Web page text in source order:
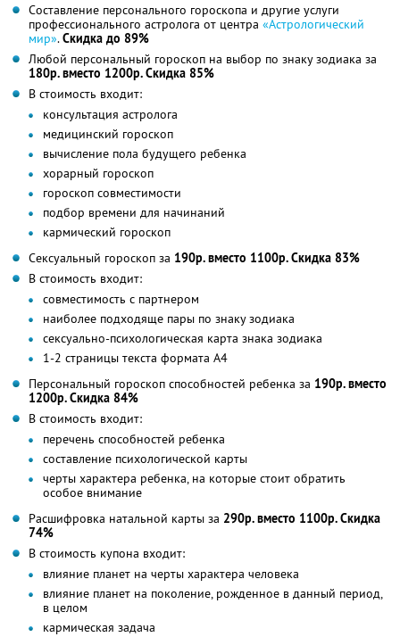
Составление персонального гороскопа и другие услуги
профессионального астролога от центра «Астрологический
мир».Скидка до 89%
Любой персональный гороскоп на выбор по знаку зодиака за
180р. вместо 1200р. Скидка 85%
В стоимость входит:
консультация астролога
медицинский гороскоп
вычисление пола будущего ребенка
хорарный гороскоп
гороскоп совместимости
подбор времени для начинаний
кармический гороскоп
Сексуальный гороскоп за 190р. вместо 1100р. Скидка 83%
В стоимость входит:
совместимость с партнером
наиболее подходяще пары по знаку зодиака
сексуально-психологическая карта знака зодиака
1-2 страницы текста формата А4
Персональный гороскоп способностей ребенка за 190р. вместо
1200р. Скидка 84%
В стоимость входит:
перечень способностей ребенка
составление психологической карты
черты характера ребенка, на которые стоит обратить
особое внимание
Расшифровка натальной карты за 290р. вместо 1100р. Скидка
74%
В стоимость купона входит:
влияние планет на черты характера человека
влияние планет на поколение, рожденное в данный период,
в целом
кармическая задача